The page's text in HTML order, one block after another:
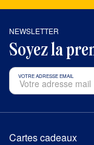
NEWSLETTER
Soyez la
VOTRE ADRESSE EMAIL
Cartes cadeaux